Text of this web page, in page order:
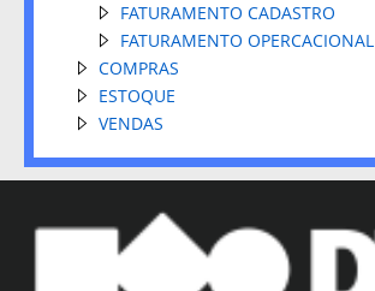
FATURAMENTO CADASTRO
FATURAMENTO OPERCACIONAL
COMPRAS
ESTOQUE
VENDAS